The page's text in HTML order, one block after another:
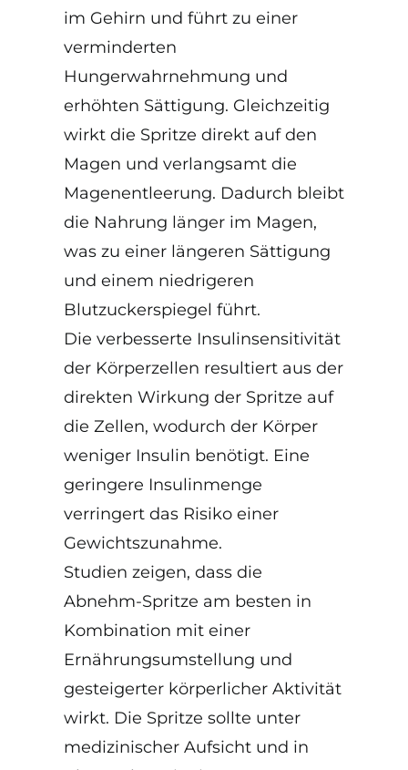
im Gehirn und führt zu einer
verminderten
Hungerwahrnehmung und
erhöhten Sättigung. Gleichzeitig
wirkt die Spritze direkt auf den
Magen und verlangsamt die
Magenentleerung. Dadurch bleibt
die Nahrung länger im Magen,
was zu einer längeren Sättigung
und einem niedrigeren
Blutzuckerspiegel führt.
Die verbesserte Insulinsensitivität
der Körperzellen resultiert aus der
direkten Wirkung der Spritze auf
die Zellen, wodurch der Körper
weniger Insulin benötigt. Eine
geringere Insulinmenge
verringert das Risiko einer
Gewichtszunahme.
Studien zeigen, dass die
Abnehm-Spritze am besten in
Kombination mit einer
Ernährungsumstellung und
gesteigerter körperlicher Aktivität
wirkt. Die Spritze sollte unter
medizinischer Aufsicht und in